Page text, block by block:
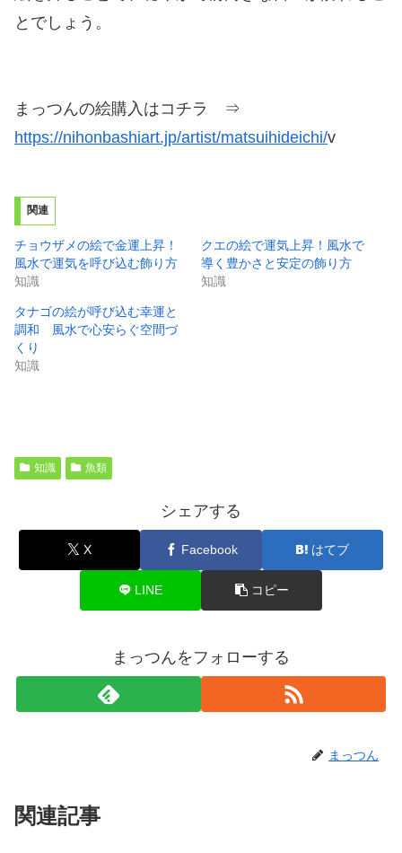
とでしょう。
まっつんの絵購入はコチラ ⇒
https://nihonbashiart.jp/artist/matsuihideichi/v
関連
チョウザメの絵で金運上昇！
風水で運気を呼び込む飾り方
知識
クエの絵で運気上昇！風水で
導く豊かさと安定の飾り方
知識
タナゴの絵が呼び込む幸運と
調和 風水で心安らぐ空間づ
くり
知識
知識 魚類
シェアする
X Facebook はてブ
LINE コピー
まっつんをフォローする
まっつん
関連記事